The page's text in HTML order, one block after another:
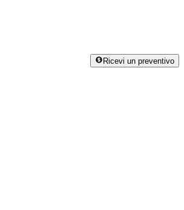
Ricevi un preventivo